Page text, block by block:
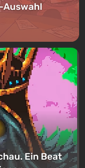
Auswahl
Ein Beat